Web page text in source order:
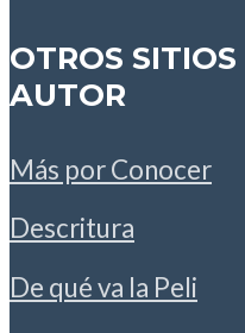
OTROS
AUTOR
Más por Conocer
Descritura
De qué va la Peli